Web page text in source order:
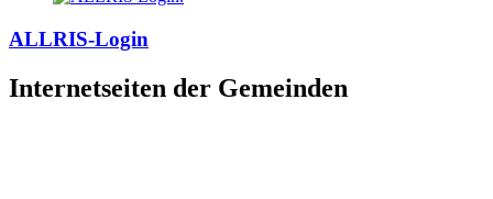
ALLRIS-Login
Internetseiten der Gemeinden